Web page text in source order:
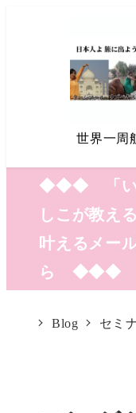
世界一周
◆◆◆ 「い
しこが教え
叶えるメー
ら ◆◆◆
Blog セミ